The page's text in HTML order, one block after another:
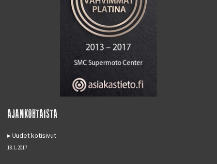
AJANKOHTAISTA
Uudet kotisivut
18.1.2017